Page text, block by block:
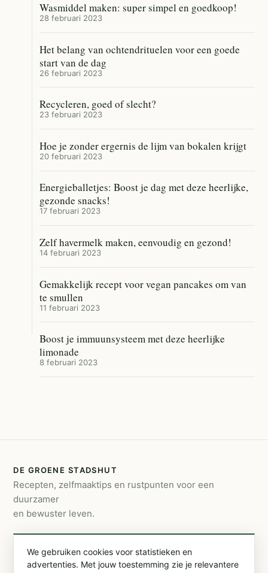
Wasmiddel maken: super simpel en goedkoop!
28 februari 2023
Het belang van ochtendrituelen voor een goede
start van de dag
26 februari 2023
Recycleren, goed of slecht?
23 februari 2023
Hoe je zonder ergernis de lijm van bokalen krijgt
20 februari 2023
Energieballetjes: Boost je dag met deze heerlijke,
gezonde snacks!
17 februari 2023
Zelf havermelk maken, eenvoudig en gezond!
14 februari 2023
Gemakkelijk recept voor vegan pancakes om van
te smullen
11 februari 2023
Boost je immuunsysteem met deze heerlijke
limonade
8 februari 2023
DE GROENE STADSHUT
Recepten, zelfmaaktips en rustpunten voor een
duurzamer
en bewuster leven.
info@degroenestadshut.be
We gebruiken cookies voor statistieken en
advertenties. Met jouw toestemming zie je relevantere